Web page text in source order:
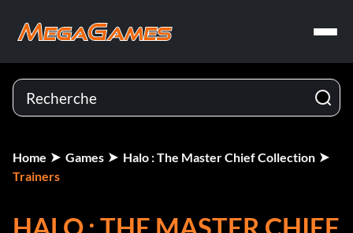
Home Games
Halo : The Master Chief Collection
Trainers
HALO : THE MASTER CHIEF